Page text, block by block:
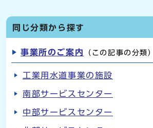
同じ分類から探す
事業所のご案内 （この記事の分類）
工業用水道事業の施設
南部サービスセンター
中部サービスセンター